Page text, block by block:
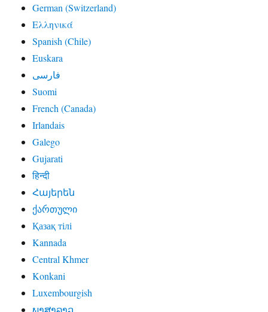
German (Switzerland)
Ελληνικά
Spanish (Chile)
Euskara
فارسی
Suomi
French (Canada)
Irlandais
Galego
Gujarati
हिन्दी
Հայերեն
ქართული
Қазақ тілі
Kannada
Central Khmer
Konkani
Luxembourgish
ພາສາລາວ